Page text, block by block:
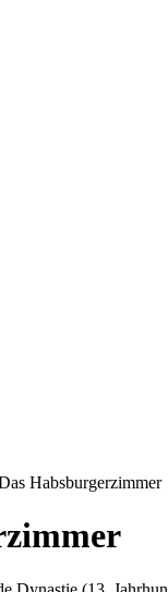
Habsburgerzimmer